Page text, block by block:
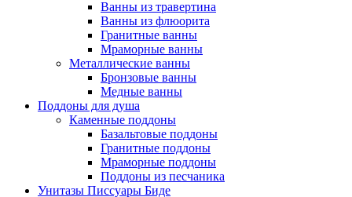
Ванны из травертина
Ванны из флюорита
Гранитные ванны
Мраморные ванны
Металлические ванны
Бронзовые ванны
Медные ванны
Поддоны для душа
Каменные поддоны
Базальтовые поддоны
Гранитные поддоны
Мраморные поддоны
Поддоны из песчаника
Унитазы Писсуары Биде